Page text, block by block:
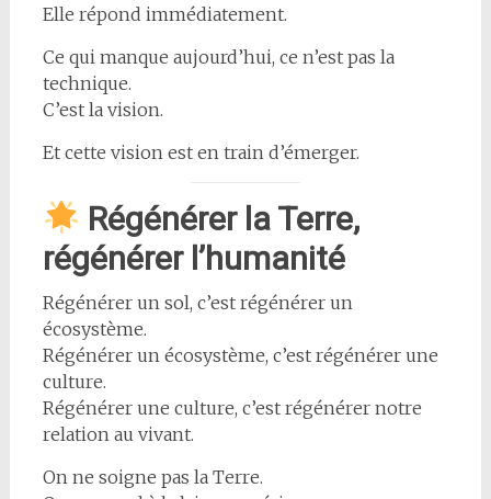
Elle répond immédiatement.
Ce qui manque aujourd’hui, ce n’est pas la
technique.
C’est la vision.
Et cette vision est en train d’émerger.
Régénérer la Terre,
régénérer l’humanité
Régénérer un sol, c’est régénérer un
écosystème.
Régénérer un écosystème, c’est régénérer une
culture.
Régénérer une culture, c’est régénérer notre
relation au vivant.
On ne soigne pas la Terre.